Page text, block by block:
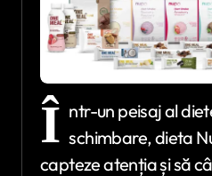
Î ntr-un peisaj al
schimbare, dieta
capteze atenția și să